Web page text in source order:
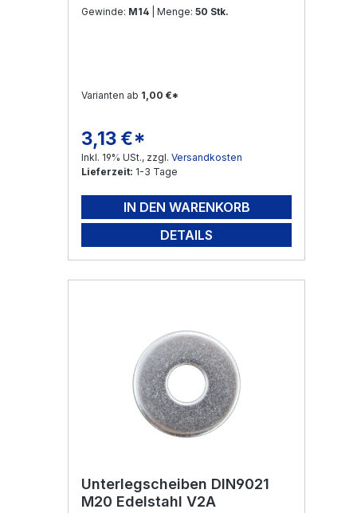
Gewinde: M14 | Menge: 50 Stk.
Varianten ab 1,00 €*
Regulärer Preis:
3,13 €*
Inkl. 19% USt., zzgl. Versandkosten
Lieferzeit: 1-3 Tage
IN DEN WARENKORB
DETAILS
Unterlegscheiben DIN9021
M20 Edelstahl V2A